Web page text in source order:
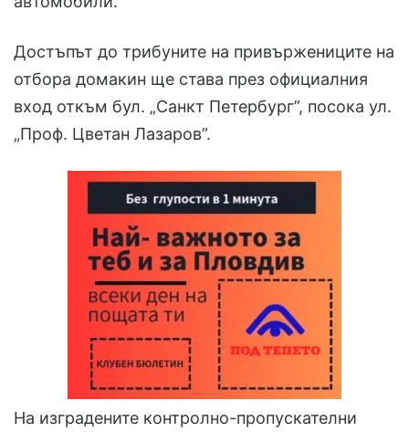
Достъпът до трибуните на привържениците на
отбора домакин ще става през официалния
вход откъм бул. „Санкт Петербург”, посока ул.
„Проф. Цветан Лазаров”.
На изградените контролно-пропускателни